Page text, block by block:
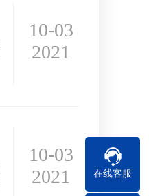
10-03
2021
10-03
2021
在线客服